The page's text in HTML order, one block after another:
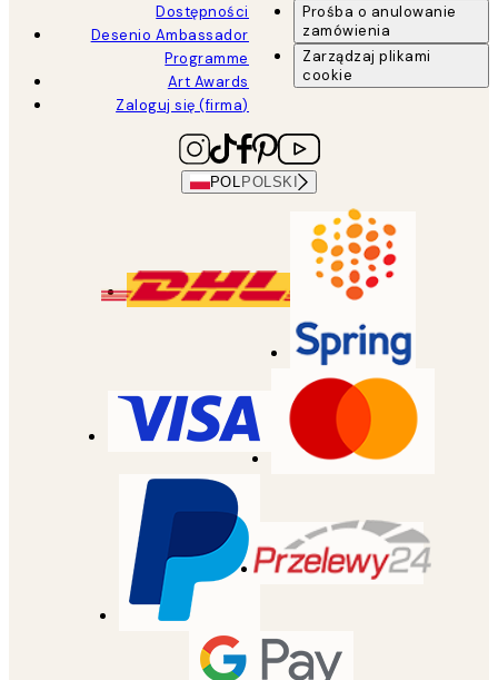
Dostępności
Desenio Ambassador
Programme
Art Awards
Zaloguj się (firma)
Prośba o anulowanie
zamówienia
Zarządzaj plikami
cookie
POL POLSKI